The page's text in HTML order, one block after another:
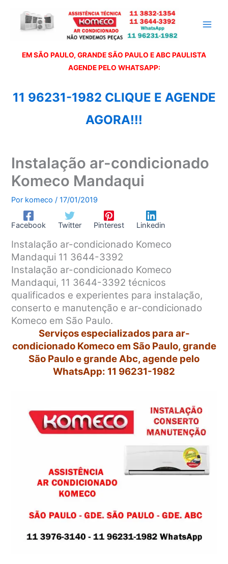
EM SÃO PAULO, GRANDE SÃO PAULO E ABC PAULISTA
AGENDE PELO WHATSAPP:
11 96231-1982 CLIQUE E AGENDE
AGORA!!!
Instalação ar-condicionado
Komeco Mandaqui
Por komeco/17/01/2019
Facebook Twitter Pinterest Linkedin
Instalação ar-condicionado Komeco
Mandaqui 11 3644-3392
Instalação ar-condicionado Komeco
Mandaqui, 11 3644-3392 técnicos
qualificados e experientes para instalação,
conserto e manutenção e ar-condicionado
Komeco em São Paulo.
Serviços especializados para ar-
condicionado Komeco em São Paulo, grande
São Paulo e grande Abc, agende pelo
WhatsApp: 11 96231-1982